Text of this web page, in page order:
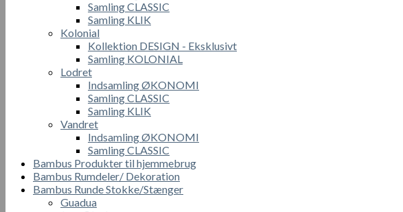
Samling CLASSIC
Samling KLIK
Kolonial
Kollektion DESIGN - Eksklusivt
Samling KOLONIAL
Lodret
Indsamling ØKONOMI
Samling CLASSIC
Samling KLIK
Vandret
Indsamling ØKONOMI
Samling CLASSIC
Bambus Produkter til hjemmebrug
Bambus Rumdeler/ Dekoration
Bambus Runde Stokke/Stænger
Guadua